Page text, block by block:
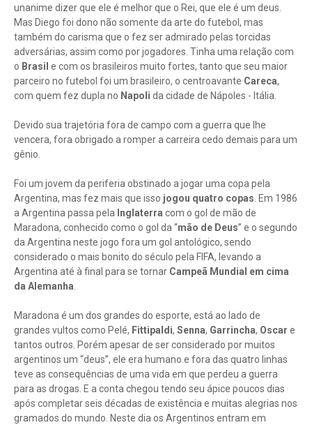
unanime dizer que ele é melhor que o Rei, que ele é um deus.
Mas Diego foi dono não somente da arte do futebol, mas
também do carisma que o fez ser admirado pelas torcidas
adversárias, assim como por jogadores. Tinha uma relação com
o Brasil e com os brasileiros muito fortes, tanto que seu maior
parceiro no futebol foi um brasileiro, o centroavante Careca,
com quem fez dupla no Napoli da cidade de Nápoles - Itália.
Devido sua trajetória fora de campo com a guerra que lhe
vencera, fora obrigado a romper a carreira cedo demais para um
gênio.
Foi um jovem da periferia obstinado a jogar uma copa pela
Argentina, mas fez mais que isso jogou quatro copas . Em 1986
a Argentina passa pela Inglaterra com o gol de mão de
Maradona, conhecido como o gol da “mão de Deus” e o segundo
da Argentina neste jogo fora um gol antológico, sendo
considerado o mais bonito do século pela FIFA, levando a
Argentina até à final para se tornar Campeã Mundial em cima
da Alemanha
Maradona é um dos grandes do esporte, está ao lado de
grandes vultos como Pelé, Fittipaldi, Senna, Garrincha, Oscar e
tantos outros. Porém apesar de ser considerado por muitos
argentinos um “deus”, ele era humano e fora das quatro linhas
teve as consequências de uma vida em que perdeu a guerra
para as drogas. E a conta chegou tendo seu ápice poucos dias
após completar seis décadas de existência e muitas alegrias nos
gramados do mundo. Neste dia os Argentinos entram em